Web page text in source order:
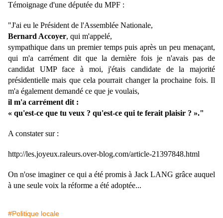
Témoignage d'une députée du MPF :
"J'ai eu le Président de l'Assemblée Nationale,
Bernard Accoyer, qui m'appelé,
sympathique dans un premier temps puis après un peu menaçant,
qui m'a carrément dit que la dernière fois je n'avais pas de
candidat UMP face à moi, j'étais candidate de la majorité
présidentielle mais que cela pourrait changer la prochaine fois. Il
m'a également demandé ce que je voulais,
il m'a carrément dit :
« qu'est-ce que tu veux ? qu'est-ce qui te ferait plaisir ? »."
A constater sur :
http://les.joyeux.raleurs.over-blog.com/article-21397848.html
On n'ose imaginer ce qui a été promis à Jack LANG grâce auquel
à une seule voix la réforme a été adoptée...
#Politique locale